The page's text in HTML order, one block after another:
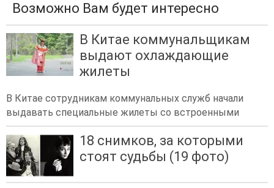
Возможно Вам будет интересно
В Китае коммунальщикам
выдают охлаждающие
жилеты
В Китае сотрудникам коммунальных служб начали
выдавать специальные жилеты со встроенными
18 снимков, за которыми
стоят судьбы (19 фото)